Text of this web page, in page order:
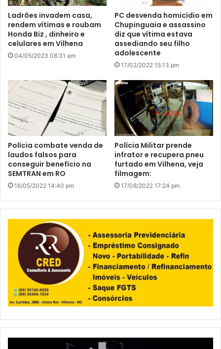
Ladrões invadem casa,
rendem vítimas e roubam
Honda Biz , dinheiro e
celulares em Vilhena
04/05/2023 08:31 am
PC desvenda homicídio em
Chupinguaia e assassino
diz que vítima estava
assediando seu filho
adolescente
17/02/2022 15:13 pm
Polícia combate venda de
laudos falsos para
conseguir benefício na
SEMTRAN em RO
16/05/2022 14:40 pm
Polícia Militar prende
infrator e recupera pneu
furtado em Vilhena, veja
filmagem:
17/08/2022 17:24 pm